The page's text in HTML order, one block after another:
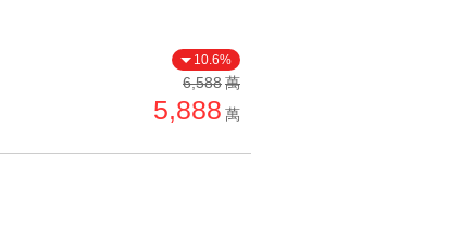
單價高 → 低
降價幅度高 → 低
10.6%
6,588萬
5,888 萬